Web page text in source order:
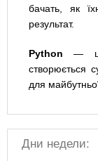
бачать, як
результат.
Python — це
створюється
для
Дни недели: